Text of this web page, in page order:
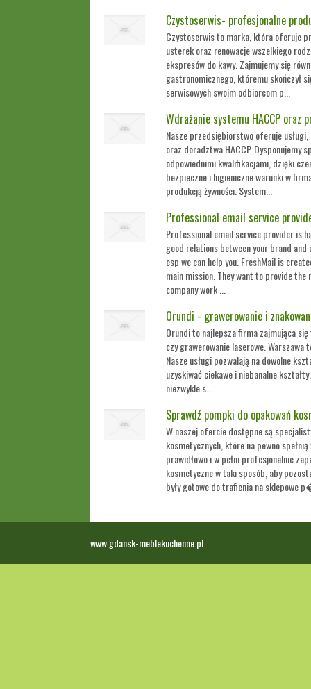
Czystoserwis- profesjonalne
Czystoserwis to marka, która oferuje
usterek oraz renowacje wszelkiego
ekspresów do kawy. Zajmujemy się
gastronomicznego, któremu skończył
serwisowych swoim odbiorcom p...
Wdrażanie systemu HACCP oraz
Nasze przedsiębiorstwo oferuje
oraz doradztwa HACCP. Dysponujemy
odpowiednimi kwalifikacjami, dzięki
bezpieczne i higieniczne warunki w
produkcją żywności. System...
Professional email service
Professional email service provider is
good relations between your brand
esp we can help you. FreshMail is
main mission. They want to provide
company work ...
Orundi - grawerowanie i
Orundi to najlepsza firma zajmująca
czy grawerowanie laserowe. Warszawa
Nasze usługi pozwalają na dowolne
uzyskiwać ciekawe i niebanalne
niezwykle s...
Sprawdź pompki do opakowań
W naszej ofercie dostępne są
kosmetycznych, które na pewno
prawidłowo i w pełni profesjonalnie
kosmetyczne w taki sposób, aby
były gotowe do trafienia na sklepowe
www.gdansk-meblekuchenne.pl